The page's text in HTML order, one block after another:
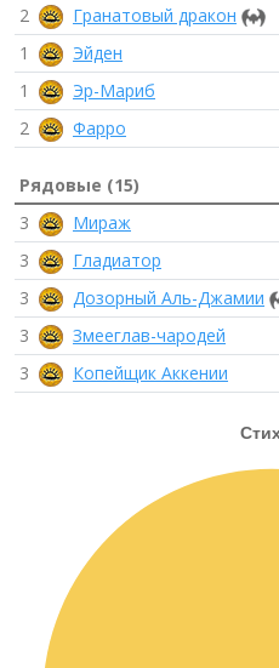
2
Гранатовый дракон
1
Эйден
1
Эр-Мариб
2
Фарро
Рядовые (15)
3
Мираж
3
Гладиатор
3
Дозорный Аль-Джамии
3
Змееглав-чародей
3
Копейщик Аккении